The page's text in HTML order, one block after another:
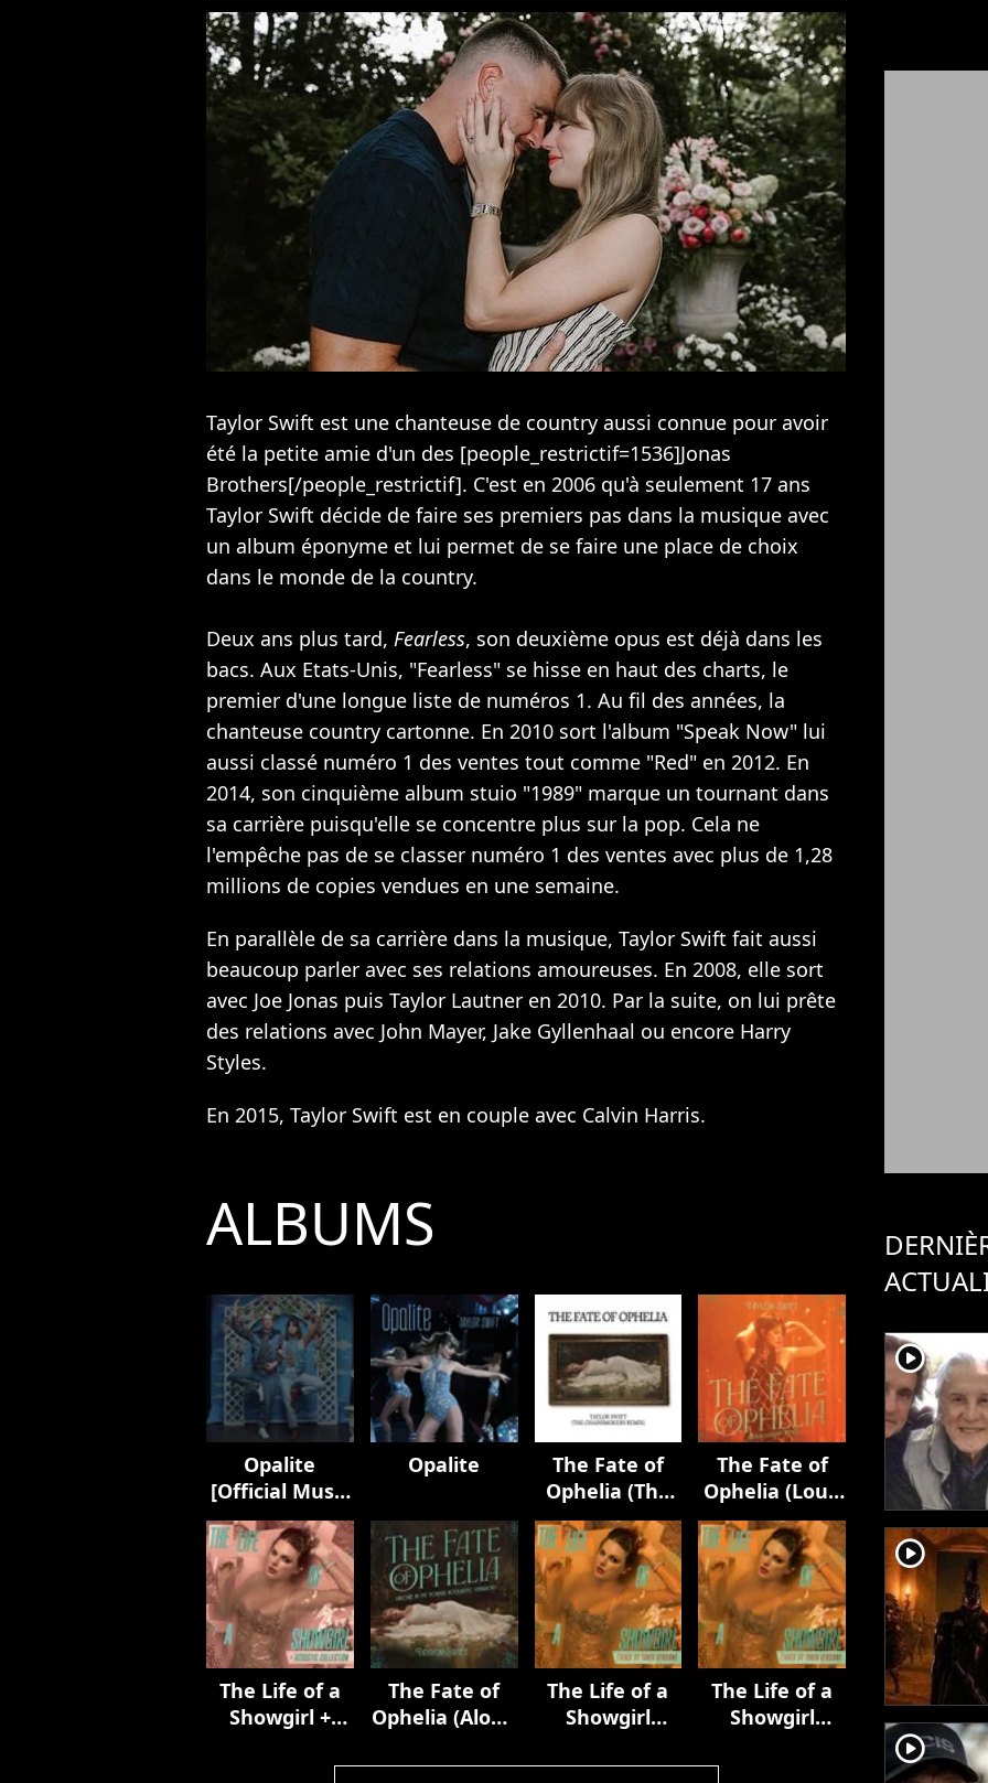
Taylor Swift est une chanteuse de country aussi connue pour avoir
été la petite amie d'un des [people_restrictif=1536]Jonas
Brothers[/people_restrictif]. C'est en 2006 qu'à seulement 17 ans
Taylor Swift décide de faire ses premiers pas dans la musique avec
un album éponyme et lui permet de se faire une place de choix
dans le monde de la country.
Deux ans plus tard, Fearless, son deuxième opus est déjà dans les
bacs. Aux Etats-Unis, "Fearless" se hisse en haut des charts, le
premier d'une longue liste de numéros 1. Au fil des années, la
chanteuse country cartonne. En 2010 sort l'album "Speak Now" lui
aussi classé numéro 1 des ventes tout comme "Red" en 2012. En
2014, son cinquième album stuio "1989" marque un tournant dans
sa carrière puisqu'elle se concentre plus sur la pop. Cela ne
l'empêche pas de se classer numéro 1 des ventes avec plus de 1,28
millions de copies vendues en une semaine.
En parallèle de sa carrière dans la musique, Taylor Swift fait aussi
beaucoup parler avec ses relations amoureuses. En 2008, elle sort
avec Joe Jonas puis Taylor Lautner en 2010. Par la suite, on lui prête
des relations avec John Mayer, Jake Gyllenhaal ou encore Harry
Styles.
En 2015, Taylor Swift est en couple avec Calvin Harris.
ALBUMS
Opalite
[Official Music
Video
(Extended
Versions)]
Opalite
The Fate of
Ophelia (The
Chainsmokers
Remix)
The Fate of
Ophelia (Loud
Luxury Remix)
The Life of a
Showgirl +
The Fate of
Ophelia (Alone
Acoustic
The Life of a
Showgirl
Version)
The Life of a
Showgirl
player2
player2
player2